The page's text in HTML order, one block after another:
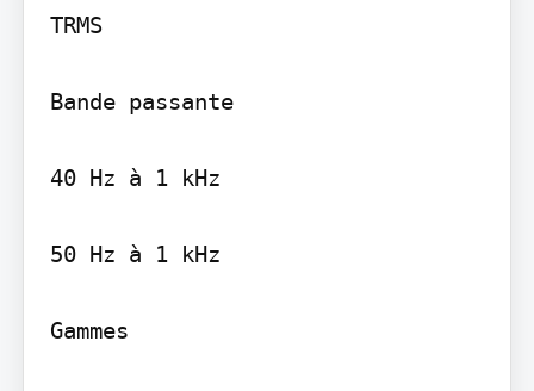
TRMS
Bande passante
40 Hz à 1 kHz
50 Hz à 1 kHz
Gammes